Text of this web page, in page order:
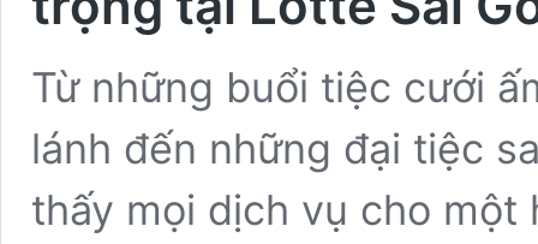
Từ những buổi tiệc cưới
lánh đến những đại tiệc
thấy mọi dịch vụ cho một